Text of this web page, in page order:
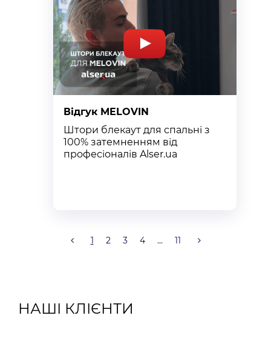
Відгук MELOVIN
Штори блекаут для спальні з
100% затемненням від
професіоналів Alser.ua
1 2 3 4 ... 11
НАШІ КЛІЄНТИ